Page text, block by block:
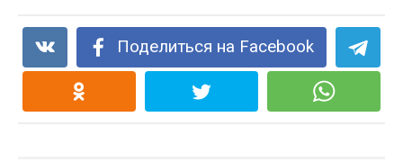
Поделиться на Facebook